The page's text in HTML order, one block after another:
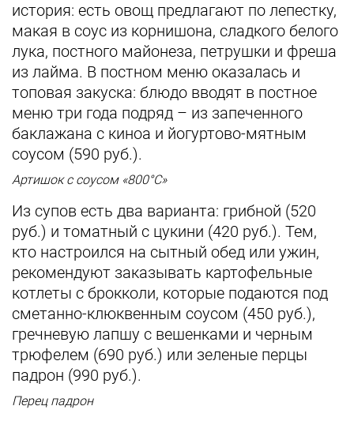
история: есть овощ предлагают по лепестку,
макая в соус из корнишона, сладкого белого
лука, постного майонеза, петрушки и фреша
из лайма. В постном меню оказалась и
топовая закуска: блюдо вводят в постное
меню три года подряд – из запеченного
баклажана с киноа и йогуртово-мятным
соусом (590 руб.).
Артишок с соусом «800°С»
Из супов есть два варианта: грибной (520
руб.) и томатный с цукини (420 руб.). Тем,
кто настроился на сытный обед или ужин,
рекомендуют заказывать картофельные
котлеты с брокколи, которые подаются под
сметанно-клюквенным соусом (450 руб.),
гречневую лапшу с вешенками и черным
трюфелем (690 руб.) или зеленые перцы
падрон (990 руб.).
Перец падрон